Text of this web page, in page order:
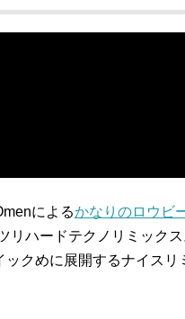
によるかなりのロウビ
リハードテクノリミック
クめに展開するナイスリ